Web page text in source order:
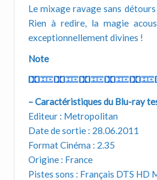
Le mixage ravage sans
Rien à redire, la magie
exceptionnellement divines !
Note
– Caractéristiques du Blu-ray
Editeur : Metropolitan
Date de sortie : 28.06.2011
Format Cinéma : 2.35
Origine : France
Pistes sons : Français DTS HD